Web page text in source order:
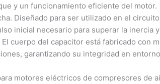
y un funcionamiento eficiente del motor.
Diseñado para ser utilizado en el
inicial necesario para superar la inercia
El cuerpo del capacitor está fabricado con
garantizando su integridad en
motores eléctricos de compresores de